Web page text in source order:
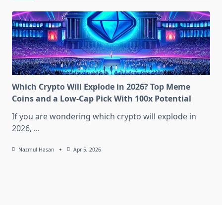
Which Crypto Will Explode in 2026? Top Meme
Coins and a Low-Cap Pick With 100x Potential
If you are wondering which crypto will explode in
2026, ...
Nazmul Hasan Apr 5, 2026